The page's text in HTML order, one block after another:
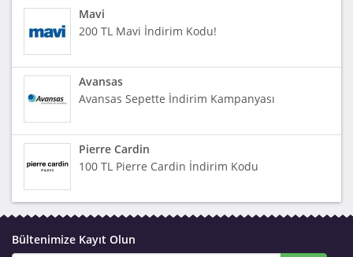
Mavi
200 TL Mavi İndirim Kodu!
Avansas
Avansas Sepette İndirim Kampanyası
Pierre Cardin
100 TL Pierre Cardin İndirim Kodu
Bültenimize Kayıt Olun